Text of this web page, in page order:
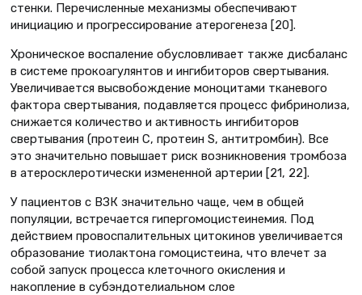
стенки. Перечисленные механизмы обеспечивают
инициацию и прогрессирование атерогенеза [20].
Хроническое воспаление обусловливает также дисбаланс
в системе прокоагулянтов и ингибиторов свертывания.
Увеличивается высвобождение моноцитами тканевого
фактора свертывания, подавляется процесс фибринолиза,
снижается количество и активность ингибиторов
свертывания (протеин С, протеин S, антитромбин). Все
это значительно повышает риск возникновения тромбоза
в атеросклеротически измененной артерии [21, 22].
У пациентов с ВЗК значительно чаще, чем в общей
популяции, встречается гипергомоцистеинемия. Под
действием провоспалительных цитокинов увеличивается
образование тиолактона гомоцистеина, что влечет за
собой запуск процесса клеточного окисления и
накопление в субэндотелиальном слое